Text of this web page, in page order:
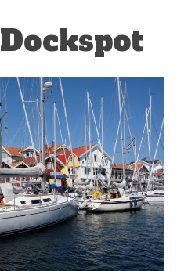
Dockspot